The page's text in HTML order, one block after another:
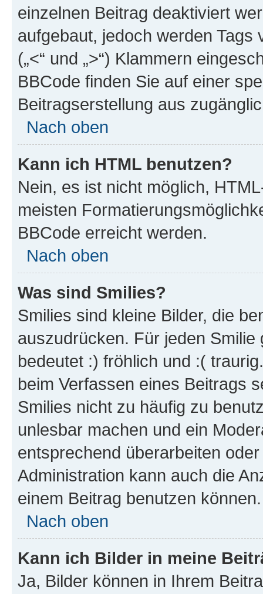
einzelnen Beitrag deaktiviert
aufgebaut, jedoch werden Tags
(„<“ und „>“) Klammern
BBCode finden Sie auf einer
Beitragserstellung aus
Nach oben
Kann ich HTML benutzen?
Nein, es ist nicht möglich,
meisten
BBCode erreicht werden.
Nach oben
Was sind Smilies?
Smilies sind kleine Bilder, die
auszudrücken. Für jeden
bedeutet :) fröhlich und :(
beim Verfassen eines Beitrags
Smilies nicht zu häufig zu
unlesbar machen und ein
entsprechend überarbeiten
Administration kann auch die
einem Beitrag benutzen können.
Nach oben
Kann ich Bilder in meine
Ja, Bilder können in Ihrem